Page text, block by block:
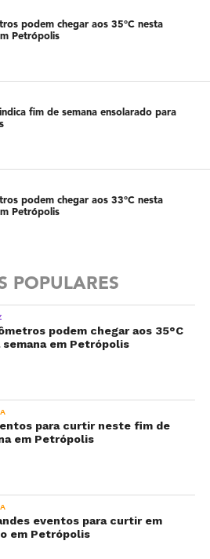
podem chegar aos 35°C nesta
Petrópolis
fim de semana ensolarado para
podem chegar aos 33°C nesta
Petrópolis
POPULARES
podem chegar aos 35°C
semana em Petrópolis
para curtir neste fim de
em Petrópolis
eventos para curtir em
em Petrópolis